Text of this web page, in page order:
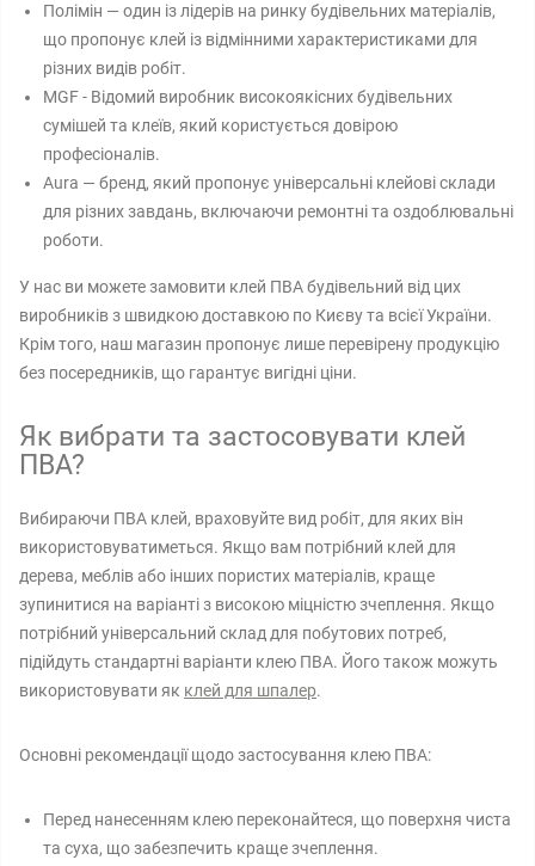
Полімін — один із лідерів на ринку будівельних матеріалів,
що пропонує клей із відмінними характеристиками для
різних видів робіт.
MGF - Відомий виробник високоякісних будівельних
сумішей та клеїв, який користується довірою
професіоналів.
Aura — бренд, який пропонує універсальні клейові склади
для різних завдань, включаючи ремонтні та оздоблювальні
роботи.
У нас ви можете замовити клей ПВА будівельний від цих
виробників з швидкою доставкою по Києву та всієї України.
Крім того, наш магазин пропонує лише перевірену продукцію
без посередників, що гарантує вигідні ціни.
Як вибрати та застосовувати клей
ПВА?
Вибираючи ПВА клей, враховуйте вид робіт, для яких він
використовуватиметься. Якщо вам потрібний клей для
дерева, меблів або інших пористих матеріалів, краще
зупинитися на варіанті з високою міцністю зчеплення. Якщо
потрібний універсальний склад для побутових потреб,
підійдуть стандартні варіанти клею ПВА. Його також можуть
використовувати як клей для шпалер.
Основні рекомендації щодо застосування клею ПВА:
Перед нанесенням клею переконайтеся, що поверхня чиста
та суха, що забезпечить краще зчеплення.